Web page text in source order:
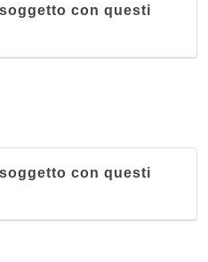
con questi
con questi